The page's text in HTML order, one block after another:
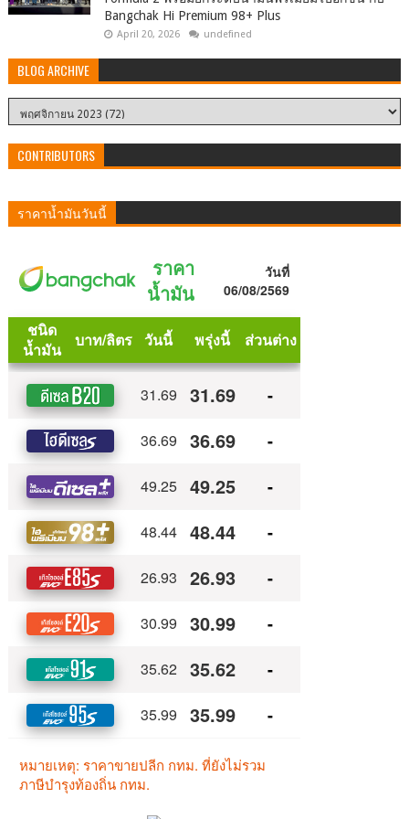
Bangchak Hi Premium 98+ Plus
April 20, 2026 undefined
BLOG ARCHIVE
CONTRIBUTORS
ราคาน้ำมันวันนี้